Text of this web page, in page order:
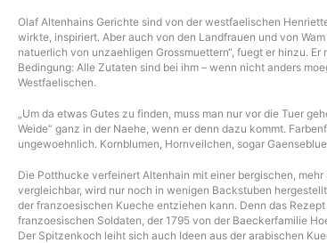
Olaf Altenhains Gerichte sind von der westfaelischen
wirkte, inspiriert. Aber auch von den Landfrauen und von
natuerlich von unzaehligen Grossmuettern“, fuegt er hinzu.
Bedingung: Alle Zutaten sind bei ihm – wenn nicht anders
Westfaelischen.
„Um da etwas Gutes zu finden, muss man nur vor die Tuer
Weide“ ganz in der Naehe, wenn er denn dazu kommt.
ungewoehnlich. Kornblumen, Hornveilchen, sogar
Die Potthucke verfeinert Altenhain mit einer bergischen,
vergleichbar, wird nur noch in wenigen Backstuben
der franzoesischen Kueche entziehen kann. Denn das
franzoesischen Soldaten, der 1795 von der Baeckerfamilie
Der Spitzenkoch leiht sich auch Ideen aus der arabischen